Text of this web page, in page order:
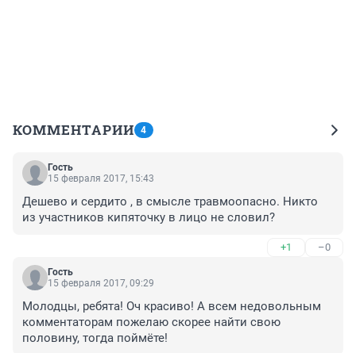
КОММЕНТАРИИ 4
Гость
15 февраля 2017, 15:43
Дешево и сердито , в смысле травмоопасно. Никто
из участников кипяточку в лицо не словил?
+1 –0
Гость
15 февраля 2017, 09:29
Молодцы, ребята! Оч красиво! А всем недовольным
комментаторам пожелаю скорее найти свою
половину, тогда поймёте!